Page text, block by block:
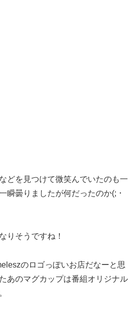
どを見つけて微笑んでいたのも一
瞬曇りましたが何だったのか(; ･
りそうですね！
のロゴっぽいお店だなーと思
あのマグカップは番組オリジナル